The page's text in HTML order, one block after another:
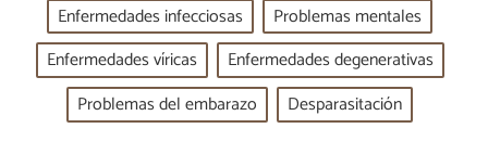
Enfermedades infecciosas
Problemas mentales
Enfermedades víricas
Enfermedades degenerativas
Problemas del embarazo
Desparasitación